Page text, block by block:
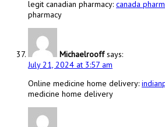
legit canadian pharmacy: canada
pharmacy
Michaelrooff says:
July 21, 2024 at 3:57 am
Online medicine home delivery:
medicine home delivery